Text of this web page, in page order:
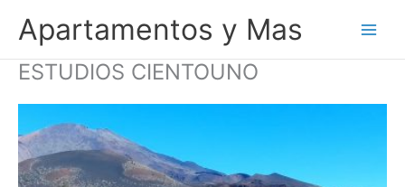
contenido
Apartamentos y Mas
ESTUDIOS CIENTOUNO